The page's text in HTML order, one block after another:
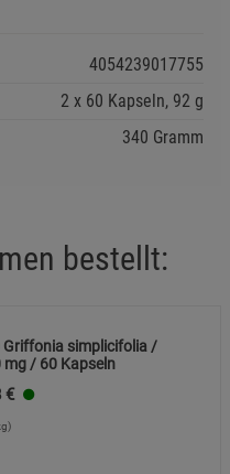
4054239017755
2 x 60 Kapseln, 92 g
340 Gramm
bestellt:
simplicifolia /
mg / 60 Kapseln
€
anzeigen
anzeigen